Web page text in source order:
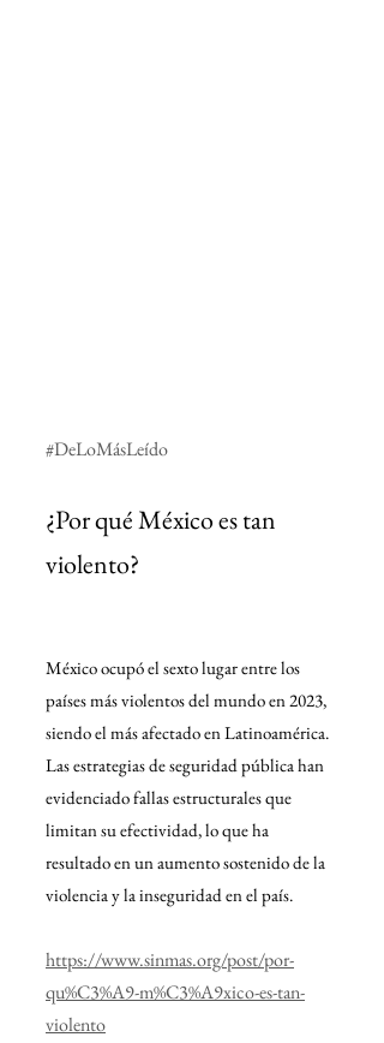
#DeLoMásLeído
¿Por qué México es tan
violento?
México ocupó el sexto lugar entre los
países más violentos del mundo en 2023,
siendo el más afectado en Latinoamérica.
Las estrategias de seguridad pública han
evidenciado fallas estructurales que
limitan su efectividad, lo que ha
resultado en un aumento sostenido de la
violencia y la inseguridad en el país.
https://www.sinmas.org/post/por-
qu%C3%A9-m%C3%A9xico-es-tan-
violento